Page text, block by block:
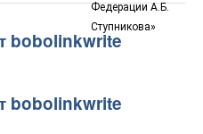
Федерации А.Б.
Ступникова»
bobolinkwrite
bobolinkwrite